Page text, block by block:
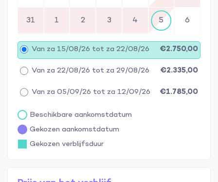
31 1 2 3 4 5 6
Van za 15/08/26 tot za 22/08/26 €2.750,00
Van za 22/08/26 tot za 29/08/26 €2.335,00
Van za 05/09/26 tot za 12/09/26 €1.785,00
Beschikbare aankomstdatum
Gekozen aankomstdatum
Gekozen verblijfsduur